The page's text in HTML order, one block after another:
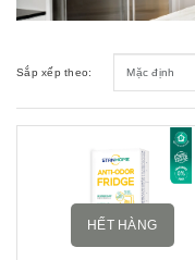
Sắp xếp theo:
HẾT HÀNG